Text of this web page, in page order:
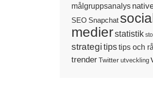
målgruppsanalys
SEO Snapchat
medierstatistik
strategi tipstips och
trender Twitter utveckling